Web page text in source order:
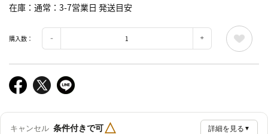
在庫 通常：3-7営業日 発送目安
購入数：
キャンセル 条件付きで可△ 詳細を見る ▼